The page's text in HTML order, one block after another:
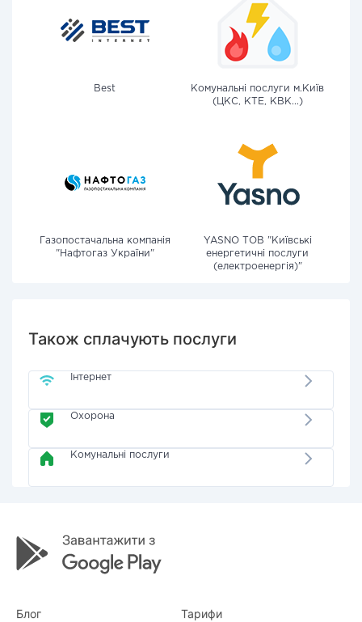
Best
Комунальні послуги м.Київ
(ЦКС, КТЕ, КВК...)
Газопостачальна компанія
"Нафтогаз України"
YASNO ТОВ "Київські
енергетичні послуги
(електроенергія)"
Також сплачують послуги
Інтернет
Охорона
Комунальні послуги
Блог Тарифи